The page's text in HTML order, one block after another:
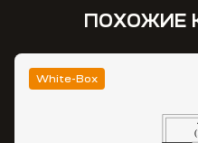
ПОХОЖИЕ
White-Box